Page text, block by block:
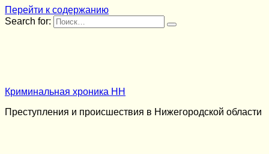
Перейти к содержанию
Search for:
Криминальная хроника НН
Преступления и происшествия в Нижегородской области